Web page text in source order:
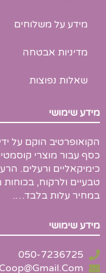
מידע על משלוחים
מדיניות אבטחה
שאלות נפוצות
מידע שימושי
הקואופרטיב הוקם על
כסף עבור מוצרי
כימיקאליים ורעלים.
טבעיים ולרקוח,
במחיר עלות בלבד….
מידע שימושי
050-7236725